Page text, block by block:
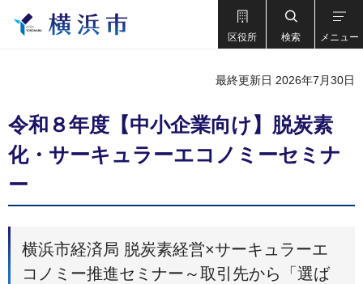
区役所 検索 メニュー
最終更新日 2026年7月30日
令和８年度【中小企業向け】脱炭素
化・サーキュラーエコノミーセミナ
ー
横浜市経済局 脱炭素経営×サーキュラーエ
コノミー推進セミナー～取引先から「選ば